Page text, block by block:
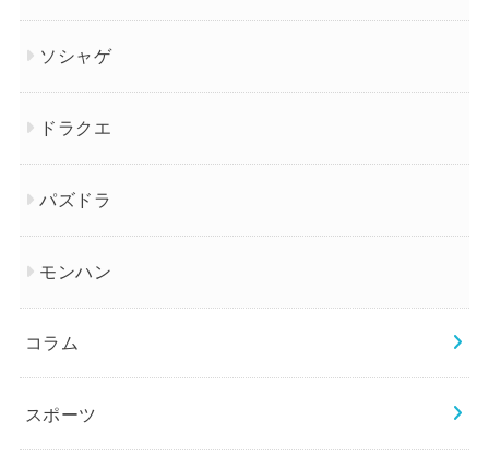
ソシャゲ
ドラクエ
パズドラ
モンハン
コラム
スポーツ